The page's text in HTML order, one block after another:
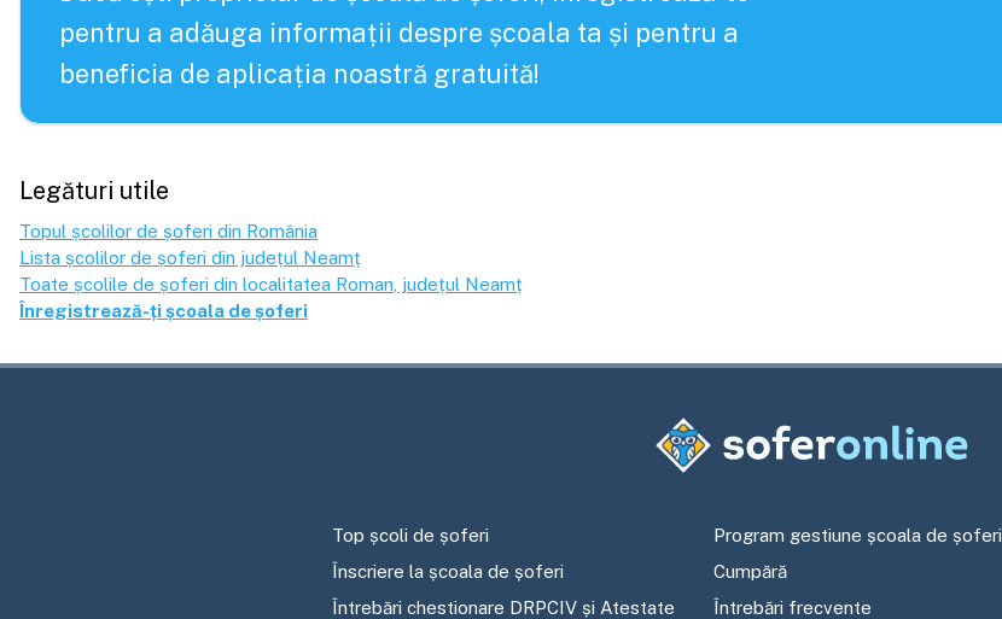
pentru a adăuga informații despre școala ta și pentru a
beneficia de aplicația noastră gratuită!
Legături utile
Topul școlilor de șoferi din România
Lista școlilor de șoferi din județul Neamț
Toate școlile de șoferi din localitatea Roman , județul Neamț
Înregistrează-ți școala de șoferi
Top școli de șoferi
Înscriere la școala de șoferi
Întrebări chestionare DRPCIV și Atestate
Program gestiune școala de șoferi
Cumpără
Întrebări frecvente